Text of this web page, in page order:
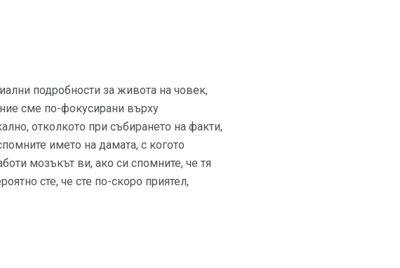
подробности за живота на човек,
сме по-фокусирани върху
отколкото при събирането на факти,
името на дамата, с когото
мозъкът ви, ако си спомните, че тя
сте, че сте по-скоро приятел,